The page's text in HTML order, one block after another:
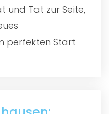
und Tat zur Seite,
perfekten Start